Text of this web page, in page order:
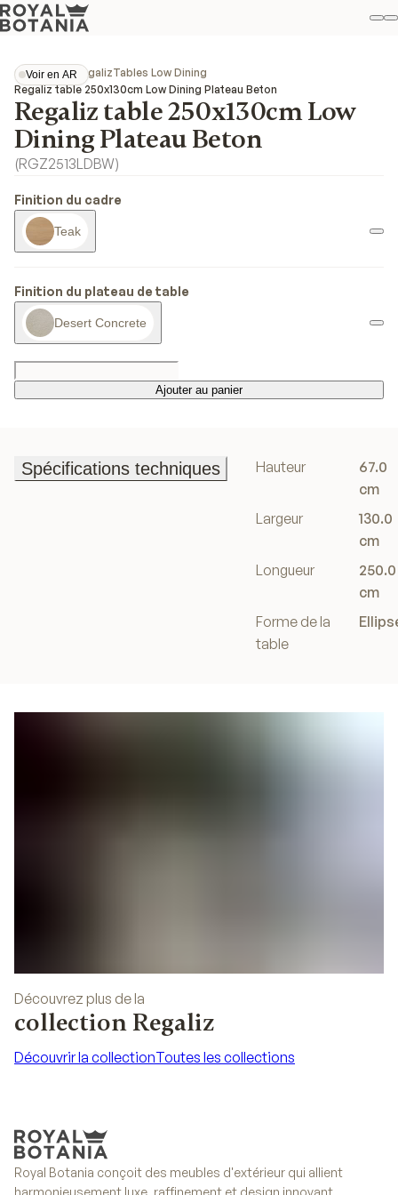
Voir en AR
Voir en AR
CollectionsRegalizTables Low Dining
Regaliz table 250x130cm Low Dining Plateau Beton
Regaliz table 250x130cm Low
Dining Plateau Beton
(RGZ2513LDBW)
Finition du cadre
Teak
Finition du plateau de table
Desert Concrete
Ajouter au panier
Ajouter au panier
Spécifications techniques
Hauteur
67.0
cm
Largeur
130.0
cm
Longueur
250.0
cm
Forme de la
table
Découvrez plus de la
collection Regaliz
Découvrir la collectionToutes les collections
Royal Botania conçoit des meubles d'extérieur qui allient
harmonieusement luxe, raffinement et design innovant.